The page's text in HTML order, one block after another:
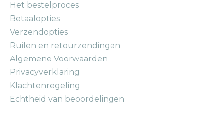
Het bestelproces
Betaalopties
Verzendopties
Ruilen en retourzendingen
Algemene Voorwaarden
Privacyverklaring
Klachtenregeling
Echtheid van beoordelingen